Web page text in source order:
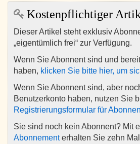
Kostenpflichtiger
Dieser Artikel steht exklusiv
„eigentümlich frei“ zur Verfügung.
Wenn Sie Abonnent sind und
haben, klicken Sie bitte hier, um
Wenn Sie Abonnent sind, aber
Benutzerkonto haben, nutzen Sie
Registrierungsformular für
Sie sind noch kein Abonnent? Mit
Abonnementerhalten Sie zehn